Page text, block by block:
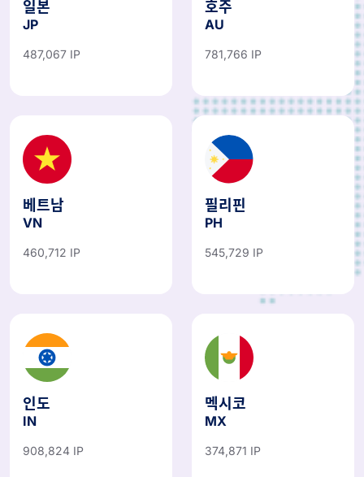
일본
JP
487,067 IP
호주
AU
781,766 IP
베트남
VN
460,712 IP
필리핀
PH
545,729 IP
인도
IN
908,824 IP
멕시코
MX
374,871 IP